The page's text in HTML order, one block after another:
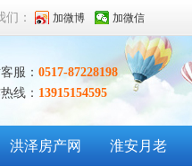
们： 加微博 加微信
服： 0517-87228198
线： 13915154595
洪泽房产网 淮安月老